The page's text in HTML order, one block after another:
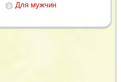
Для мужчин